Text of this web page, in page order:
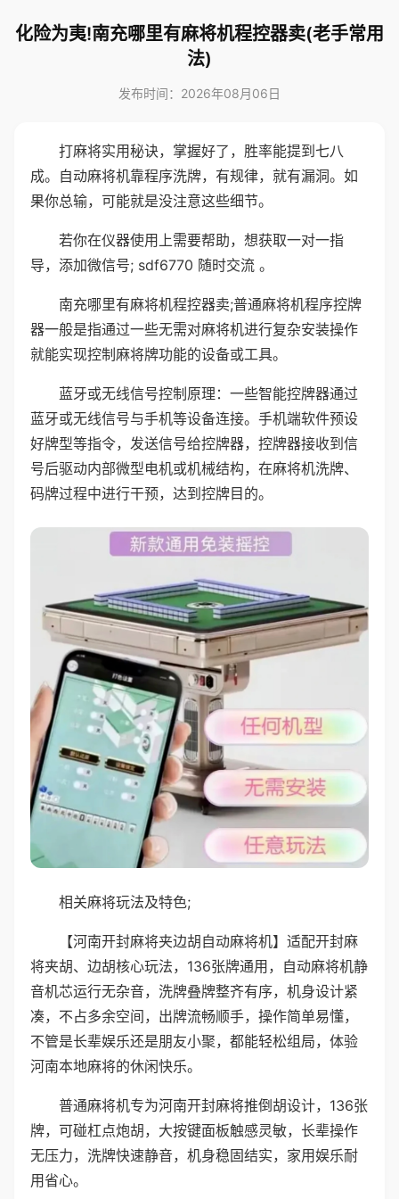
化险为夷!南充哪里有麻将机程控器卖(老手常用
法)
发布时间：2026年08月06日
打麻将实用秘诀，掌握好了，胜率能提到七八
成。自动麻将机靠程序洗牌，有规律，就有漏洞。如
果你总输，可能就是没注意这些细节。
若你在仪器使用上需要帮助，想获取一对一指
导，添加微信号; sdf6770 随时交流 。
南充哪里有麻将机程控器卖;普通麻将机程序控牌
器一般是指通过一些无需对麻将机进行复杂安装操作
就能实现控制麻将牌功能的设备或工具。
蓝牙或无线信号控制原理：一些智能控牌器通过
蓝牙或无线信号与手机等设备连接。手机端软件预设
好牌型等指令，发送信号给控牌器，控牌器接收到信
号后驱动内部微型电机或机械结构，在麻将机洗牌、
码牌过程中进行干预，达到控牌目的。
相关麻将玩法及特色;
【河南开封麻将夹边胡自动麻将机】适配开封麻
将夹胡、边胡核心玩法，136张牌通用，自动麻将机静
音机芯运行无杂音，洗牌叠牌整齐有序，机身设计紧
凑，不占多余空间，出牌流畅顺手，操作简单易懂，
不管是长辈娱乐还是朋友小聚，都能轻松组局，体验
河南本地麻将的休闲快乐。
普通麻将机专为河南开封麻将推倒胡设计，136张
牌，可碰杠点炮胡，大按键面板触感灵敏，长辈操作
无压力，洗牌快速静音，机身稳固结实，家用娱乐耐
用省心。